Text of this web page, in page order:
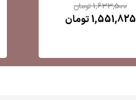
1,633,500تومان
1,551,825تومان